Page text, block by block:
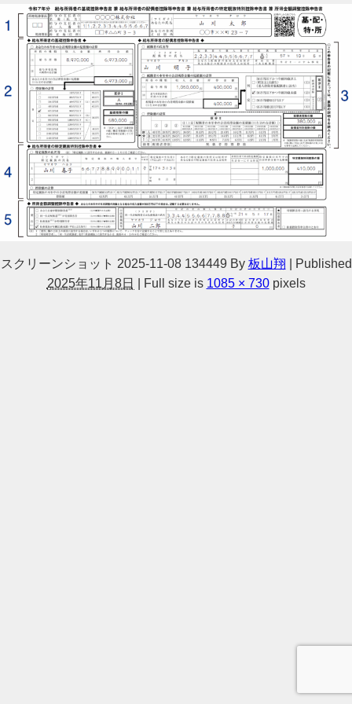
スクリーンショット 2025-11-08 134449 By 板山翔 | Published
2025年11月8日 | Full size is 1085 × 730pixels